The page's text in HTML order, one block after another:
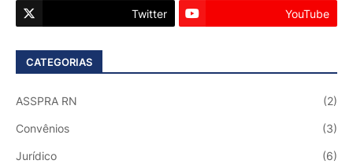
Twitter YouTube
CATEGORIAS
ASSPRA RN (2)
Convênios (3)
Jurídico (6)